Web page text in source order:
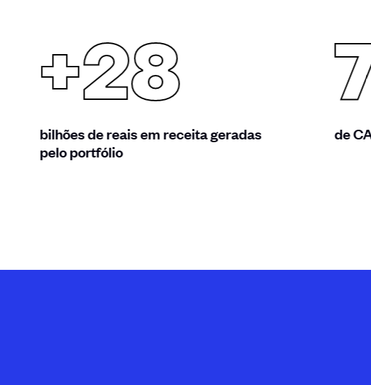
+28
bilhões de reais em receita geradas
pelo portfólio
de